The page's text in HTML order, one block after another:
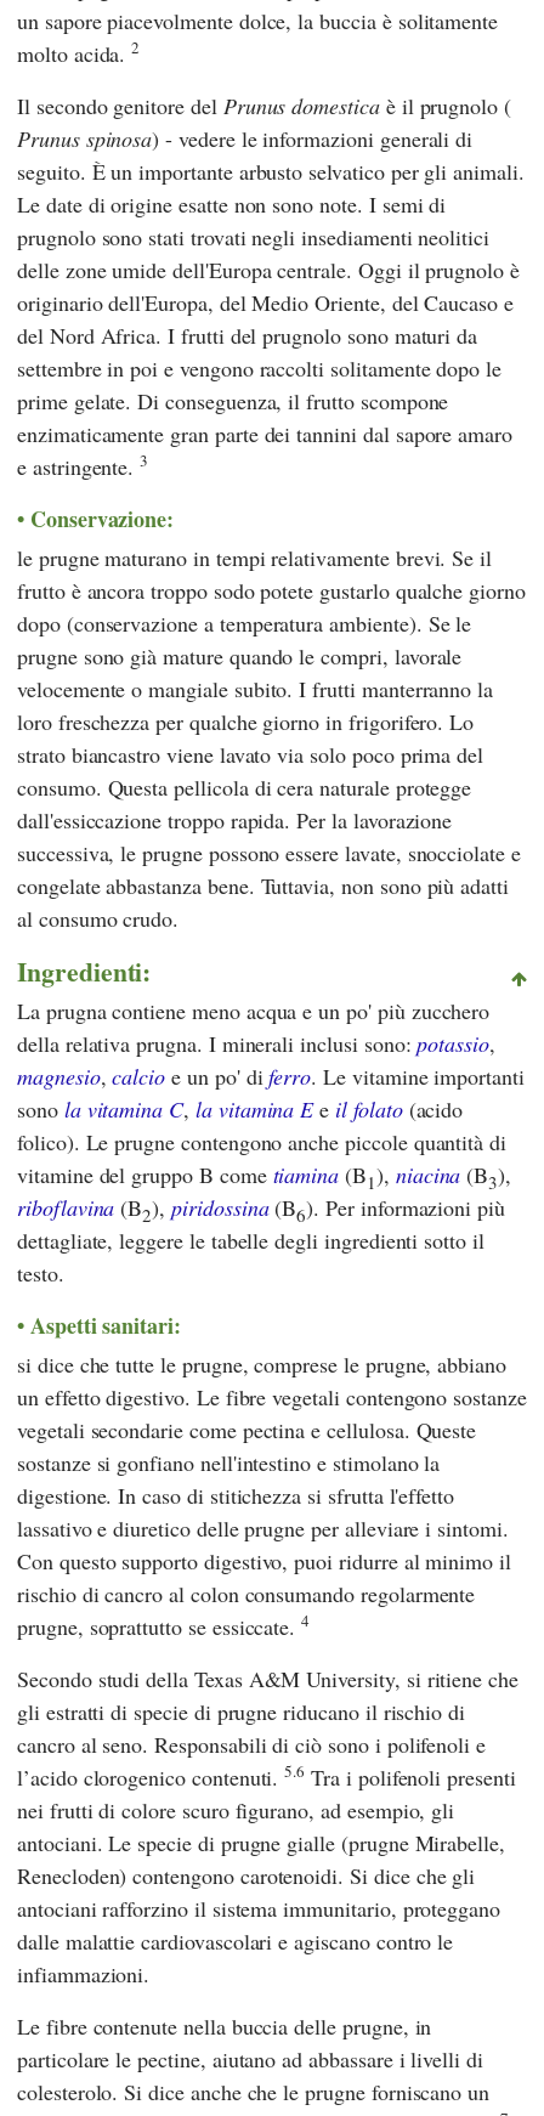
un sapore piacevolmente dolce, la buccia è solitamente
molto acida.2
Il secondo genitore del Prunus domesticaè il prugnolo (
Prunus spinosa) - vedere le informazioni generali di
seguito. È un importante arbusto selvatico per gli animali.
Le date di origine esatte non sono note. I semi di
prugnolo sono stati trovati negli insediamenti neolitici
delle zone umide dell'Europa centrale. Oggi il prugnolo è
originario dell'Europa, del Medio Oriente, del Caucaso e
del Nord Africa. I frutti del prugnolo sono maturi da
settembre in poi e vengono raccolti solitamente dopo le
prime gelate. Di conseguenza, il frutto scompone
enzimaticamente gran parte dei tannini dal sapore amaro
e astringente.3
Conservazione:
le prugne maturano in tempi relativamente brevi. Se il
frutto è ancora troppo sodo potete gustarlo qualche giorno
dopo (conservazione a temperatura ambiente). Se le
prugne sono già mature quando le compri, lavorale
velocemente o mangiale subito. I frutti manterranno la
loro freschezza per qualche giorno in frigorifero. Lo
strato biancastro viene lavato via solo poco prima del
consumo. Questa pellicola di cera naturale protegge
dall'essiccazione troppo rapida. Per la lavorazione
successiva, le prugne possono essere lavate, snocciolate e
congelate abbastanza bene. Tuttavia, non sono più adatti
al consumo crudo.
Ingredienti:
La prugna contiene meno acqua e un po' più zucchero
della relativa prugna. I minerali inclusi sono:potassio,
magnesio,calcio e un po' diferro. Le vitamine importanti
sono la vitamina C, la vitamina Ee il folato(acido
folico). Le prugne contengono anche piccole quantità di
vitamine del gruppo B come tiamina (B1), niacina (B3),
riboflavina (B2),piridossina(B6). Per informazioni più
dettagliate, leggere le tabelle degli ingredienti sotto il
testo.
Aspetti sanitari:
si dice che tutte le prugne, comprese le prugne, abbiano
un effetto digestivo. Le fibre vegetali contengono sostanze
vegetali secondarie come pectina e cellulosa. Queste
sostanze si gonfiano nell'intestino e stimolano la
digestione. In caso di stitichezza si sfrutta l'effetto
lassativo e diuretico delle prugne per alleviare i sintomi.
Con questo supporto digestivo, puoi ridurre al minimo il
rischio di cancro al colon consumando regolarmente
prugne, soprattutto se essiccate.4
Secondo studi della Texas A&M University, si ritiene che
gli estratti di specie di prugne riducano il rischio di
cancro al seno. Responsabili di ciò sono i polifenoli e
l’acido clorogenico contenuti.5.6 Tra i polifenoli presenti
nei frutti di colore scuro figurano, ad esempio, gli
antociani. Le specie di prugne gialle (prugne Mirabelle,
Renecloden) contengono carotenoidi. Si dice che gli
antociani rafforzino il sistema immunitario, proteggano
dalle malattie cardiovascolari e agiscano contro le
infiammazioni.
Le fibre contenute nella buccia delle prugne, in
particolare le pectine, aiutano ad abbassare i livelli di
colesterolo. Si dice anche che le prugne forniscano un